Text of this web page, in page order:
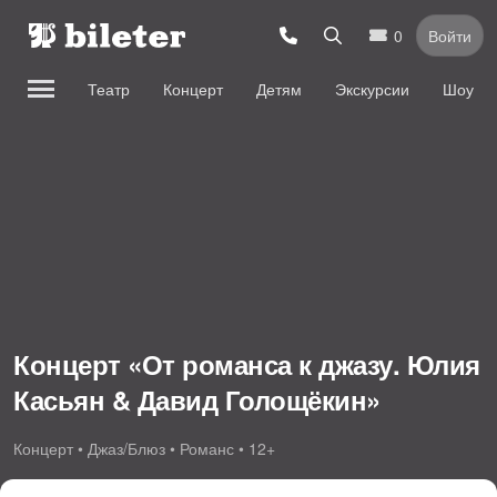
0 Войти
Театр Концерт Детям Экскурсии Шоу
Концерт «От романса к джазу. Юлия
Касьян & Давид Голощёкин»
Концерт • Джаз/Блюз • Романс • 12+